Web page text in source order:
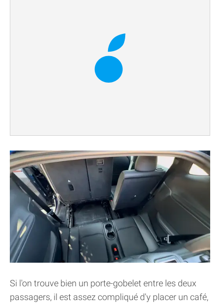
Si l'on trouve bien un porte-gobelet entre les deux
passagers, il est assez compliqué d'y placer un café,